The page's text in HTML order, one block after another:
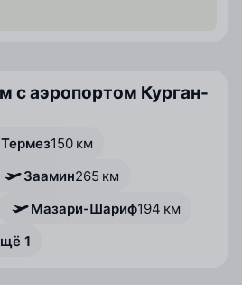
с аэропортом Курган-
Термез150 км
Заамин265 км
Мазари-Шариф194 км
1